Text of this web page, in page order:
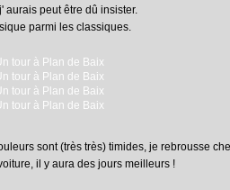
aurais peut être dû insister.
parmi les classiques.
sont (très très) timides, je rebrousse
il y aura des jours meilleurs !